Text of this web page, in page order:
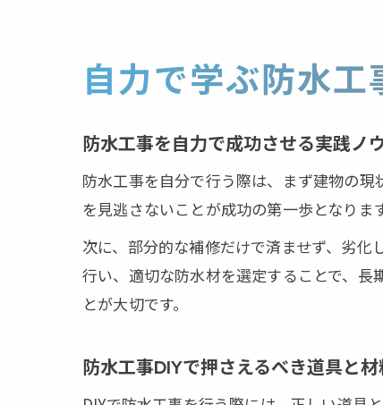
自力で学ぶ防水工
防水工事を自力で成功させる実践ノ
防水工事を自分で行う際は、まず建物の
を見逃さないことが成功の第一歩となりま
次に、部分的な補修だけで済ませず、劣
行い、適切な防水材を選定することで、
とが大切です。
防水工事DIYで押さえるべき道具と